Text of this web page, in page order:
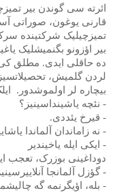
ائرته سی گوندن بیر
قارنی یوغون، صوراتی
تمیزچیلیک شرکتینده
بیر اؤزونو بگنمیشلیک
ده حاقلی ایدی. مطلق کی
لردن گلمیش،
بیچاره لر اولموشدور.
- نئچه یاشینداسینیز؟
- قیرخ یئددی.
- نه زاماندان آلماندا
- ایکی ایله یاخیندیر
دوداغینی بوزرک، تعجب
- گؤزل آلمانجا
- بله، اؤیگرنمه گه